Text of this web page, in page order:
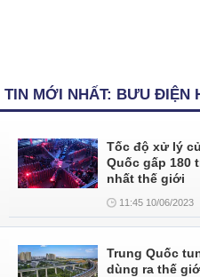
TIN MỚI NHẤT: BƯU ĐIỆN
Tốc độ xử lý
Quốc gấp 180
nhất thế giới
11:45 10/06/2023
Trung Quốc
dùng ra thế